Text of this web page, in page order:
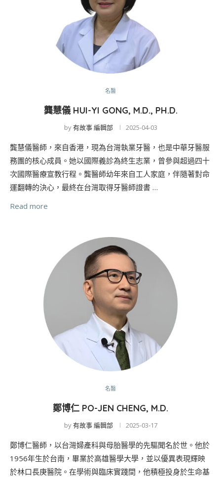
名醫
龔慧儀 HUI-YI GONG, M.D., PH.D.
by有故事 編輯部 2025-04-03
龔慧儀醫師，來自香港，現為台灣執業牙醫，也是中華牙醫服
務團的核心成員。她以國際義診為終生志業，曾參與超過四十
次國際醫療宣教行程。龔醫師幼年來自工人家庭，伴隨著對命
運翻轉的決心，最終在台灣取得牙醫師證書 …
Read more
名醫
鄭博仁 PO-JEN CHENG, M.D.
by有故事 編輯部 2025-03-17
鄭博仁醫師，以台灣婦產科與母胎醫學的先驅聞名於世。他於
1956年生於台南，畢業於高雄醫學大學，並以優異表現輝映
於林口長庚醫院。在學術與臨床實踐間，他積極投身於生命基